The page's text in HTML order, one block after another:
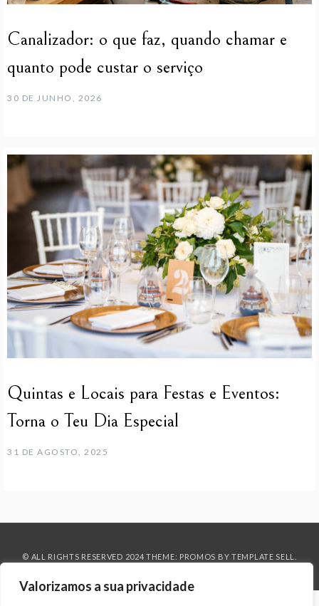
Valorizamos a sua privacidade
Canalizador: o que faz, quando chamar e
quanto pode custar o serviço
30 DE JUNHO, 2026
Quintas e Locais para Festas e Eventos:
Torna o Teu Dia Especial
31 DE AGOSTO, 2025
© ALL RIGHTS RESERVED 2024 THEME: PROMOS BY TEMPLATE SELL